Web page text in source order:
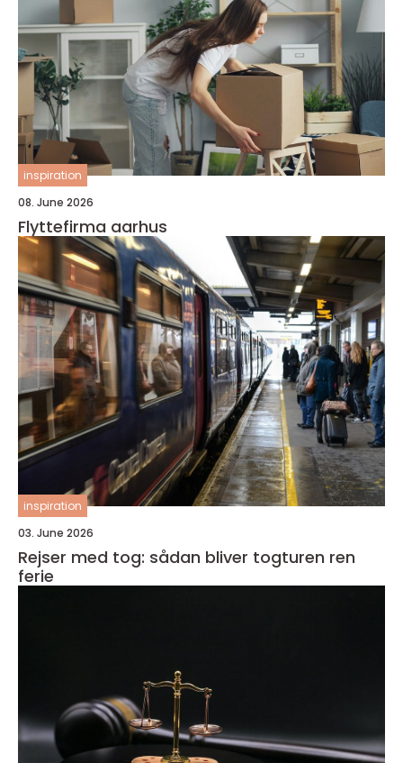
inspiration
08. June 2026
Flyttefirma aarhus
inspiration
03. June 2026
Rejser med tog: sådan bliver togturen ren
ferie